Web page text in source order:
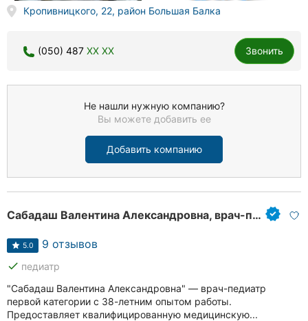
Кропивницкого, 22, район Большая Балка
(050) 487 XX XX Звонить
Не нашли нужную компанию?
Вы можете добавить ее
Добавить компанию
Сабадаш Валентина Александровна, врач-педиатр участковый
5.0 9 отзывов
done педиатр
"Сабадаш Валентина Александровна" — врач-педиатр
первой категории с 38-летним опытом работы.
Предоставляет квалифицированную медицинскую...